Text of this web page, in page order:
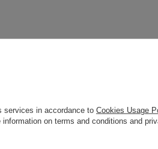
services in accordance to Cookies Usage
on terms and conditions and